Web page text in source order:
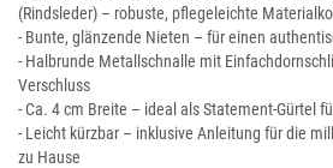
(Rindsleder) – robuste, pflegeleichte
- Bunte, glänzende Nieten – für einen
- Halbrunde Metallschnalle mit
Verschluss
- Ca. 4 cm Breite – ideal als Statement-Gürtel
- Leicht kürzbar – inklusive Anleitung für die
zu Hause